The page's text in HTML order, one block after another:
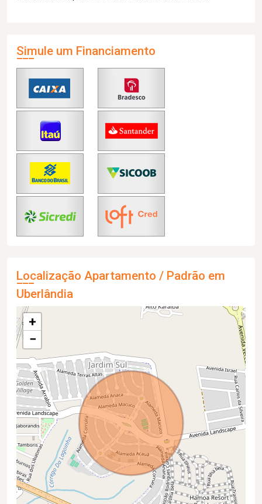
Simule um Financiamento
Localização Apartamento / Padrão em
Uberlândia
+
−